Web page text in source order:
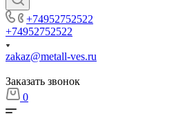
+74952752522
+74952752522
zakaz@metall-ves.ru
Заказать звонок
0